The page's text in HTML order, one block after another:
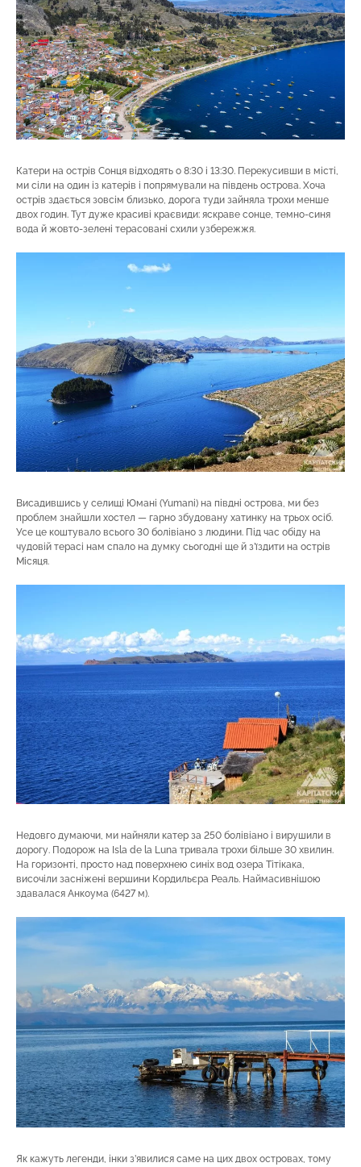
Катери на острів Сонця відходять о 8:30 і 13:30. Перекусивши в місті,
ми сіли на один із катерів і попрямували на південь острова. Хоча
острів здається зовсім близько, дорога туди зайняла трохи менше
двох годин. Тут дуже красиві краєвиди: яскраве сонце, темно-синя
вода й жовто-зелені терасовані схили узбережжя.
Висадившись у селищі Юмані (Yumani) на півдні острова, ми без
проблем знайшли хостел — гарно збудовану хатинку на трьох осіб.
Усе це коштувало всього 30 болівіано з людини. Під час обіду на
чудовій терасі нам спало на думку сьогодні ще й з’їздити на острів
Місяця.
Недовго думаючи, ми найняли катер за 250 болівіано і вирушили в
дорогу. Подорож на Isla de la Luna тривала трохи більше 30 хвилин.
На горизонті, просто над поверхнею синіх вод озера Тітікака,
височіли засніжені вершини Кордильєра Реаль. Наймасивнішою
здавалася Анкоума (6427 м).
Як кажуть легенди, інки з’явилися саме на цих двох островах, тому